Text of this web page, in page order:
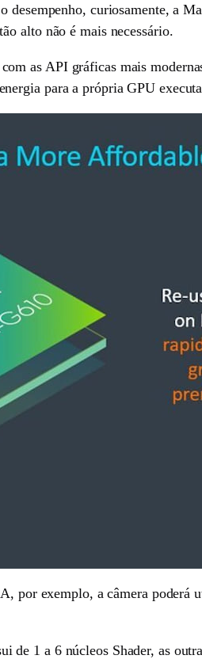
desempenho, curiosamente, a
alto não é mais necessário.
as API gráficas mais
para a própria GPU
por exemplo, a câmera
1 a 6 núcleos Shader, as